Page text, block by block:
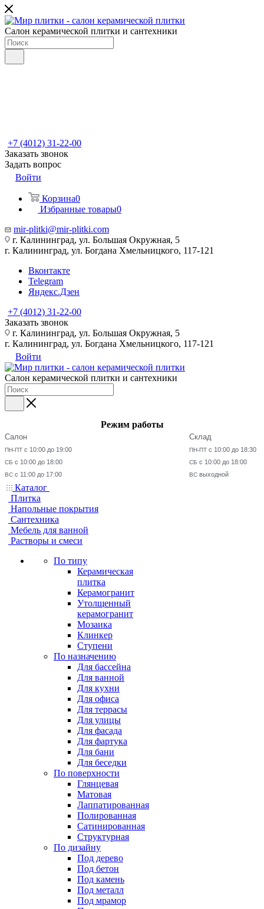
Салон керамической плитки и сантехники
+7 (4012) 31-22-00
Заказать звонок
Задать вопрос
Войти
Корзина0
Избранные товары0
mir-plitki@mir-plitki.com
г. Калининград, ул. Большая Окружная, 5
г. Калининград, ул. Богдана Хмельницкого, 117-121
Вконтакте
Telegram
Яндекс.Дзен
+7 (4012) 31-22-00
Заказать звонок
г. Калининград, ул. Большая Окружная, 5
г. Калининград, ул. Богдана Хмельницкого, 117-121
Войти
Салон керамической плитки и сантехники
Режим работы
Салон
ПН-ПТ с 10:00 до 19:00
СБ с 10:00 до 18:00
ВС с 11:00 до 17:00
Склад
ПН-ПТ с 10:00 до 18:30
СБ с 10:00 до 18:00
ВС выходной
Каталог
Плитка
Напольные покрытия
Сантехника
Мебель для ванной
Растворы и смеси
По типу
Керамическая
плитка
Керамогранит
Утолщенный
керамогранит
Мозаика
Клинкер
Ступени
По назначению
Для бассейна
Для ванной
Для кухни
Для офиса
Для террасы
Для улицы
Для фасада
Для фартука
Для бани
Для беседки
По поверхности
Глянцевая
Матовая
Лаппатированная
Полированная
Сатинированная
Структурная
По дизайну
Под дерево
Под бетон
Под камень
Под металл
Под мрамор